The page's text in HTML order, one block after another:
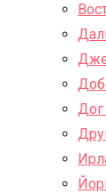
Дог